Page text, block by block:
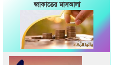
জাকাতের মাসআলা